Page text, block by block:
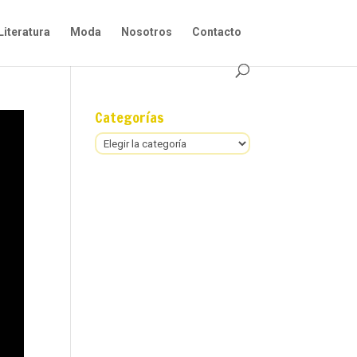
Moda Nosotros Contacto
Categorías
Categorías